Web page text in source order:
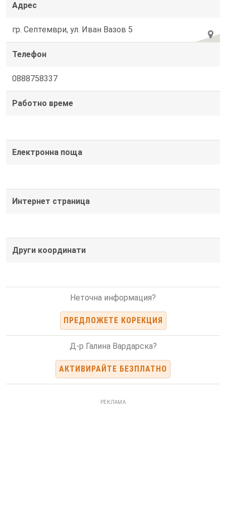
Адрес
гр. Септември, ул. Иван Вазов 5
Телефон
0888758337
Работно време
Електронна поща
Интернет страница
Други координати
Неточна информация?
ПРЕДЛОЖЕТЕ КОРЕКЦИЯ
Д-р Галина Вардарска?
АКТИВИРАЙТЕ БЕЗПЛАТНО
РЕКЛАМА